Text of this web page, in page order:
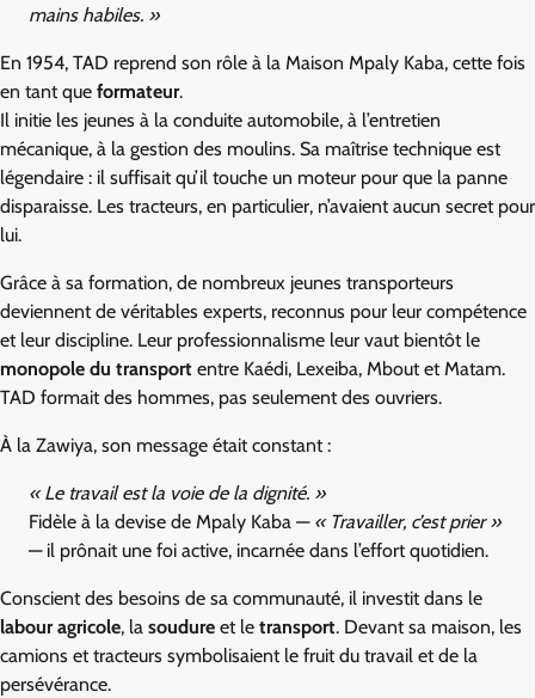
mains habiles. »
En 1954, TAD reprend son rôle à la Maison Mpaly Kaba, cette fois
en tant que formateur.
Il initie les jeunes à la conduite automobile, à l’entretien
mécanique, à la gestion des moulins. Sa maîtrise technique est
légendaire : il suffisait qu’il touche un moteur pour que la panne
disparaisse. Les tracteurs, en particulier, n’avaient aucun secret pour
lui.
Grâce à sa formation, de nombreux jeunes transporteurs
deviennent de véritables experts, reconnus pour leur compétence
et leur discipline. Leur professionnalisme leur vaut bientôt le
monopole du transport entre Kaédi, Lexeiba, Mbout et Matam.
TAD formait des hommes, pas seulement des ouvriers.
À la Zawiya, son message était constant :
« Le travail est la voie de la dignité. »
Fidèle à la devise de Mpaly Kaba — « Travailler, c’est prier »
— il prônait une foi active, incarnée dans l’effort quotidien.
Conscient des besoins de sa communauté, il investit dans le
labour agricole, la soudure et le transport. Devant sa maison, les
camions et tracteurs symbolisaient le fruit du travail et de la
persévérance.